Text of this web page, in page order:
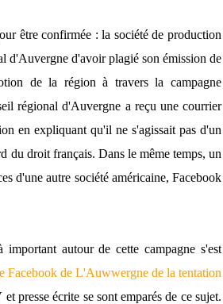
être confirmée : la société de production
d'Auvergne d'avoir plagié son émission de
de la région à travers la campagne
régional d'Auvergne a reçu une courrier
en expliquant qu'il ne s'agissait pas d'un
du droit français. Dans le même temps, un
d'une autre société américaine, Facebook
autour de cette campagne s'est
Facebook de L'Auwwergne de la tentation
presse écrite se sont emparés de ce sujet.